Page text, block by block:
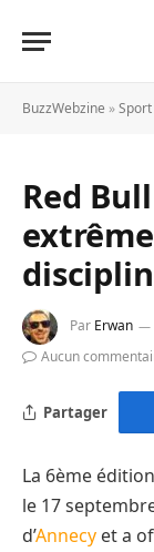
BuzzWebzine »Sport
Red
Par Erwan
Aucun
Partager
La 6ème
le 17
d’Annecy et a